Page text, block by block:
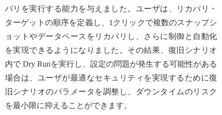
バリを実行する能力を与えました。ユーザは、リカバリ・
ターゲットの順序を定義し、1クリックで複数のスナップシ
ョットやデータベースをリカバリし、さらに制御と自動化
を実現できるようになりました。その結果、復旧シナリオ
内で Dry Runを実行し、設定の問題が発生する可能性がある
場合は、ユーザが最適なセキュリティを実現するために復
旧シナリオのパラメータを調整し、ダウンタイムのリスク
を最小限に抑えることができます。